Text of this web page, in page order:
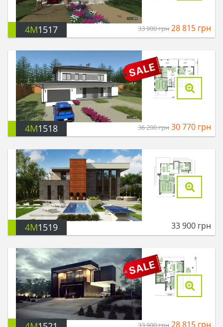
4M1517 33 900грн 28 815 грн
4M1518 36 200грн 30 770 грн
4M1519 33 900 грн
33 900грн 28 815 грн